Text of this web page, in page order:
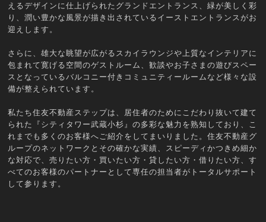
えるデザインに仕上げられたグランドエントランス、緑が美しく彩
り、潤い豊かな風景が描き出されているイーストエントランスがお
迎えします。
さらに、雄大な眺望が広がるスカイラウンジや上質なインテリアに
包まれて寛げる空間のゲストルーム、歓談やお子さまの遊びスペー
スとなっているバルコニー付きコミュニティールームなど様々な設
備が整えられています。
私たち住友不動産ステップは、居住者のためにこだわり抜いて建て
られた『シティタワー武蔵小杉』の多彩な魅力を熟知しており、こ
れまでも多くのお客様へご紹介をしてまいりました。住友不動産グ
ループのネットワークとその確かな実績、スピーディかつきめ細か
な対応で、売りたい方・買いたい方・貸したい方・借りたい方、す
べてのお客様のパートナーとして専任の担当者がトータルサポート
して参ります。